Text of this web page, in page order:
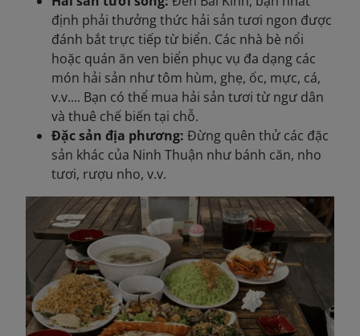
định phải thưởng thức hải sản tươi ngon được
đánh bắt trực tiếp từ biển. Các nhà bè nổi
hoặc quán ăn ven biển phục vụ đa dạng các
món hải sản như tôm hùm, ghẹ, ốc, mực, cá,
v.v.... Bạn có thể mua hải sản tươi từ ngư dân
và thuê chế biến tại chỗ.
Đặc sản địa phương: Đừng quên thử các đặc
sản khác của Ninh Thuận như bánh căn, nho
tươi, rượu nho, v.v.